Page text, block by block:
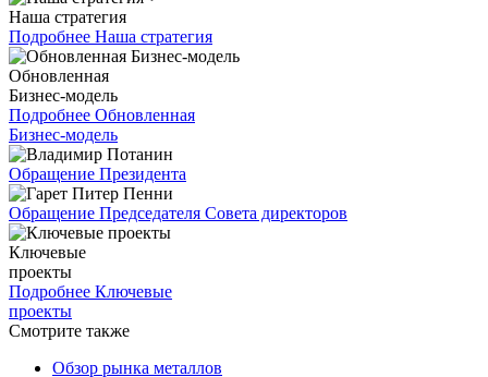
Наша стратегия
Подробнее Наша стратегия
Обновленная
Бизнес-модель
Подробнее Обновленная
Бизнес-модель
Обращение Президента
Обращение Председателя Совета директоров
Ключевые
проекты
Подробнее Ключевые
проекты
Смотрите также
Обзор рынка металлов